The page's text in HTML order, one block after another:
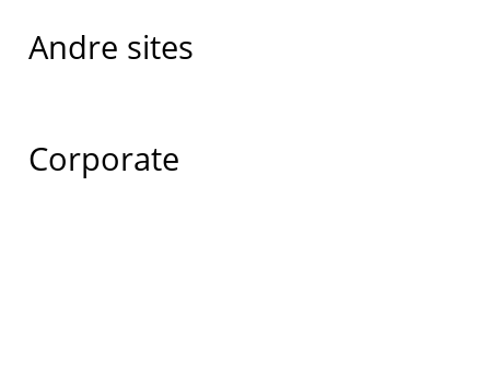
Andre sites
Corporate